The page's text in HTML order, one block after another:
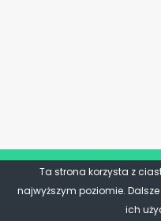
Ta strona korzysta z
najwyższym poziomie.
ich